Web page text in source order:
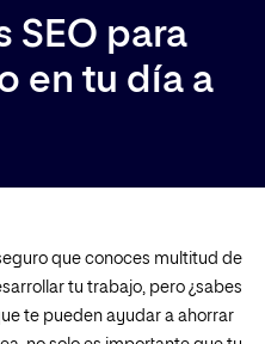
SEO para
en tu día a
que conoces multitud de
tu trabajo, pero ¿sabes
te pueden ayudar a ahorrar